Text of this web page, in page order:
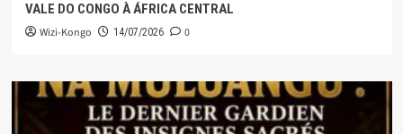
VALE DO CONGO À ÁFRICA CENTRAL
Wizi-Kongo 14/07/2026 0